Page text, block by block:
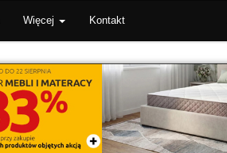
Więcej Kontakt